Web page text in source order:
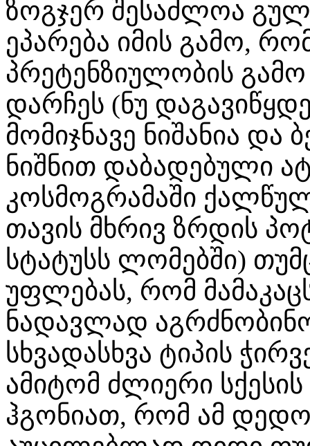
ზოგჯერ შესაძლოა
ეპარება იმის გამო,
პრეტენზიულობის
დარჩეს (ნუ
მომიჯნავე ნიშანია
ნიშნით დაბადებული
კოსმოგრამაში
თავის მხრივ ზრდის
სტატუსს ლომებში)
უფლებას, რომ
ნადავლად
სხვადასხვა ტიპის
ამიტომ ძლიერი
ჰგონიათ, რომ ამ